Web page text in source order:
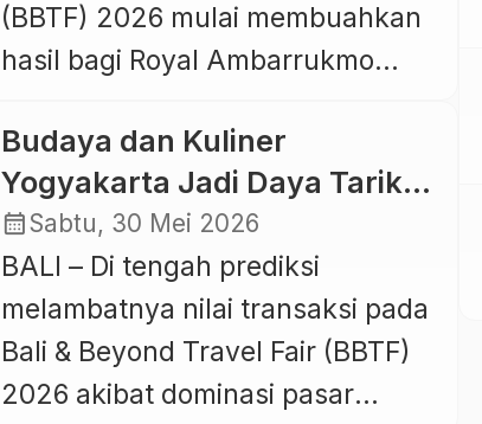
(8/7/2026). Fasilitas ini menjadi
Immigration Lounge pertama di
(BBTF) 2026 mulai membuahkan
hasil bagi Royal Ambarrukmo
yang menjadi ikon pariwisata
Yogyakarta itu menerima
kunjungan sejumlah agen
perjalanan (travel agent) asal
Slovakia dalam rangkaian
program familiarization trip guna
memperkenalkan potensi wisata
Budaya dan Kuliner
Yogyakarta Jadi Daya Tarik
Utama, Royal Ambarrukmo
Raup Minat Buyer
Mancanegara di BBTF 2026
calendar_monthSabtu, 30 Mei 2026
BALI – Di tengah prediksi
melambatnya nilai transaksi pada
Bali & Beyond Travel Fair (BBTF)
2026 akibat dominasi pasar